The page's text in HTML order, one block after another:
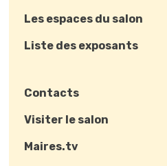
Les espaces du salon
Liste des exposants
Contacts
Visiter le salon
Maires.tv